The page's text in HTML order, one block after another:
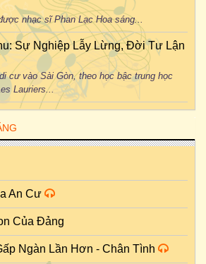
nhạc sĩ Phan Lạc Hoa sáng...
Sự Nghiệp Lẫy Lừng, Đời Tư Lận
cư vào Sài Gòn, theo học bậc trung học
Lauriers...
An Cư
Của Đảng
Ngàn Lần Hơn - Chân Tình